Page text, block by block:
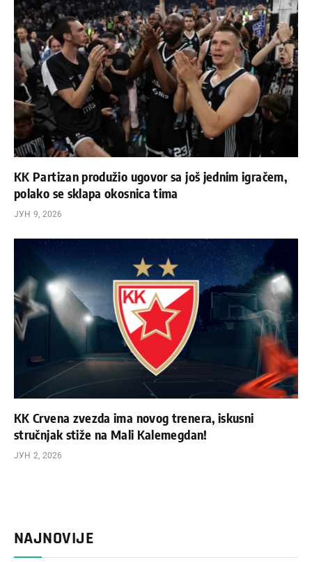
KK Partizan produžio ugovor sa još jednim igračem,
polako se sklapa okosnica tima
ЈУН 9, 2026
KK Crvena zvezda ima novog trenera, iskusni
stručnjak stiže na Mali Kalemegdan!
ЈУН 2, 2026
NAJNOVIJE